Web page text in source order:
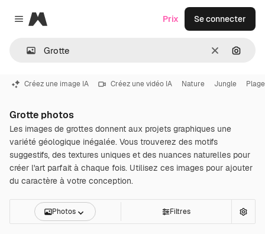
Close menu
Magnific
Effacer
Prix Se connecter
Créez une image IA Créez une vidéo IA Nature Jungle Plage
Grotte photos
Les images de grottes donnent aux projets graphiques une
variété géologique inégalée. Vous trouverez des motifs
suggestifs, des textures uniques et des nuances naturelles pour
créer l'art parfait à chaque fois. Utilisez ces images pour ajouter
du caractère à votre conception.
Photos Filtres